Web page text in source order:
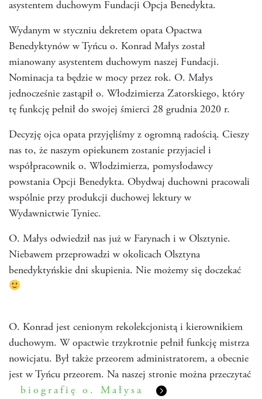
asystentem duchowym Fundacji Opcja Benedykta.
Wydanym w styczniu dekretem opata Opactwa
Benedyktynów w Tyńcu o. Konrad Małys został
mianowany asystentem duchowym naszej Fundacji.
Nominacja ta będzie w mocy przez rok. O. Małys
jednocześnie zastąpił o. Włodzimierza Zatorskiego, który
tę funkcję pełnił do swojej śmierci 28 grudnia 2020 r.
Decyzję ojca opata przyjęliśmy z ogromną radością. Cieszy
nas to, że naszym opiekunem zostanie przyjaciel i
współpracownik o. Włodzimierza, pomysłodawcy
powstania Opcji Benedykta. Obydwaj duchowni pracowali
wspólnie przy produkcji duchowej lektury w
Wydawnictwie Tyniec.
O. Małys odwiedził nas już w Farynach i w Olsztynie.
Niebawem przeprowadzi w okolicach Olsztyna
benedyktyńskie dni skupienia. Nie możemy się doczekać
O. Konrad jest cenionym rekolekcjonistą i kierownikiem
duchowym. W opactwie trzykrotnie pełnił funkcję mistrza
nowicjatu. Był także przeorem administratorem, a obecnie
jest w Tyńcu przeorem. Na naszej stronie można przeczytać
biografię o. Małysa